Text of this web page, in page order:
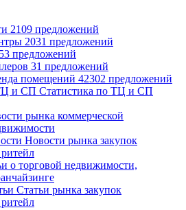
2109 предложений
2031 предложений
предложений
31 предложений
помещений 42302 предложений
и СП Статистика по ТЦ и СП
рынка коммерческой
Новости рынка закупок
о торговой недвижимости,
Статьи рынка закупок